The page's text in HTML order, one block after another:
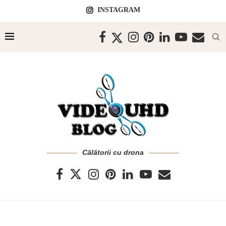
INSTAGRAM
Călătorii cu drona